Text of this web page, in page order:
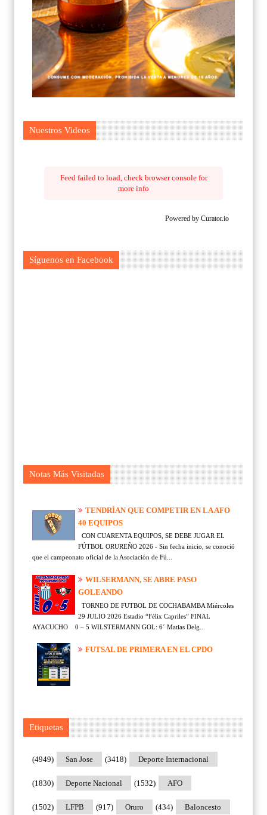
Nuestros Videos
Feed failed to load, check browser console for
more info
Powered by Curator.io
Síguenos en Facebook
Notas Más Visitadas
TENDRÍAN QUE COMPETIR EN LA AFO
40 EQUIPOS
CON CUARENTA EQUIPOS, SE DEBE JUGAR EL
FÚTBOL ORUREÑO 2026 - Sin fecha inicio, se conoció
que el campeonato oficial de la Asociación de Fú...
WILSERMANN, SE ABRE PASO
GOLEANDO
TORNEO DE FUTBOL DE COCHABAMBA Miércoles
29 JULIO 2026 Estadio “Félix Capriles” FINAL
AYACUCHO 0 – 5 WILSTERMANN GOL: 6´ Matias Delg...
FUTSAL DE PRIMERA EN EL CPDO
Etiquetas
San Jose
(4949) Deporte Internacional
(3418)
Deporte Nacional
(1830) AFO
(1532)
LFPB
(1502) Oruro
(917) Baloncesto
(434)